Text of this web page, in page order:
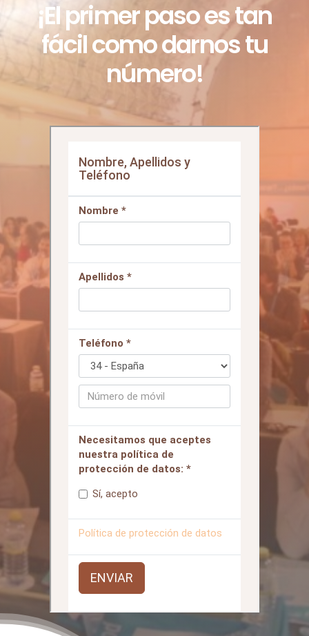
QUEREMOS CONTACTAR CONTIGO
¡El primer paso es tan
fácil como darnos tu
número!